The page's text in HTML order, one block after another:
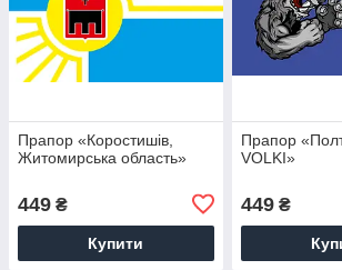
Прапор «Коростишів,
Житомирська область»
449 ₴
Купити
Прапор
VOLKI»
449₴